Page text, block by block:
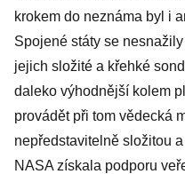
krokem do neznáma byl i
Spojené státy se
jejich složité a křehké
daleko výhodnější kolem
provádět při tom vědecká
nepředstavitelně složitou
NASA získala podporu